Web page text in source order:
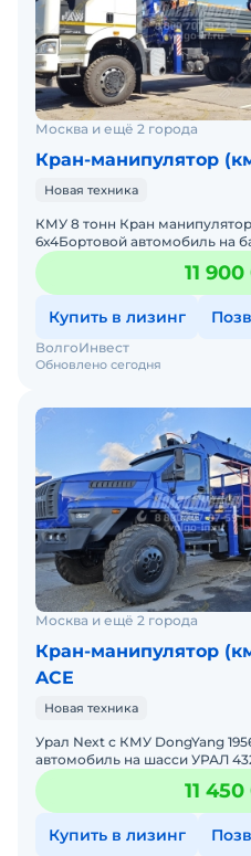
Москва и ещё 2 города
Кран-манипулятор
Новая техника
КМУ 8 тонн Кран
6х4Бортовой автомобиль на
крано-манипуляторной
11
Купить в лизинг
Обновлено сегодня
ВолгоИнвест
Москва и ещё 2 города
Кран-манипулятор
ACE
Новая техника
Урал Next с КМУ DongYang
автомобиль на шасси УРАЛ
крано-манипуляторной
1956 Сп
11
Купить в лизинг